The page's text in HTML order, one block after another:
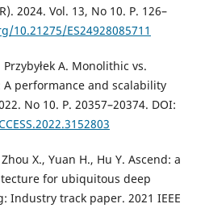
2024. Vol. 13, No 10. P. 126–
10.21275/ES24928085711
A. Monolithic vs.
performance and scalability
No 10. P. 20357–20374. DOI:
X., Yuan H., Hu Y. Ascend: a
for ubiquitous deep
Industry track paper. 2021 IEEE